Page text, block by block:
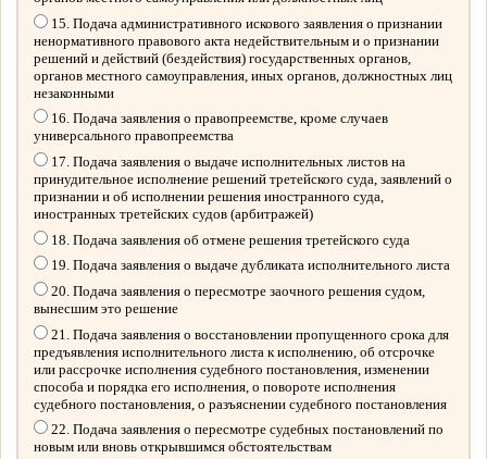
15. Подача административного искового заявления о признании
ненормативного правового акта недействительным и о признании
решений и действий (бездействия) государственных органов,
органов местного самоуправления, иных органов, должностных лиц
незаконными
16. Подача заявления о правопреемстве, кроме случаев
универсального правопреемства
17. Подача заявления о выдаче исполнительных листов на
принудительное исполнение решений третейского суда, заявлений о
признании и об исполнении решения иностранного суда,
иностранных третейских судов (арбитражей)
18. Подача заявления об отмене решения третейского суда
19. Подача заявления о выдаче дубликата исполнительного листа
20. Подача заявления о пересмотре заочного решения судом,
вынесшим это решение
21. Подача заявления о восстановлении пропущенного срока для
предъявления исполнительного листа к исполнению, об отсрочке
или рассрочке исполнения судебного постановления, изменении
способа и порядка его исполнения, о повороте исполнения
судебного постановления, о разъяснении судебного постановления
22. Подача заявления о пересмотре судебных постановлений по
новым или вновь открывшимся обстоятельствам